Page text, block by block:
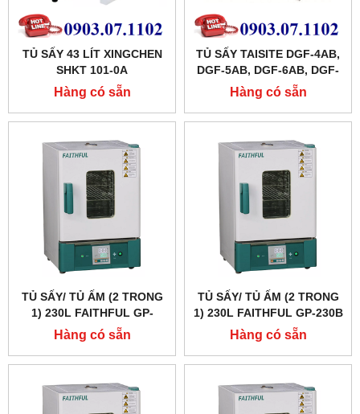
TỦ SẤY 43 LÍT XINGCHEN
SHKT 101-0A
Hàng có sẵn
TỦ SẤY TAISITE DGF-4AB,
DGF-5AB, DGF-6AB, DGF-
7AB
Hàng có sẵn
TỦ SẤY/ TỦ ẤM (2 TRONG
1) 230L FAITHFUL GP-
230BE
Hàng có sẵn
TỦ SẤY/ TỦ ẤM (2 TRONG
1) 230L FAITHFUL GP-230B
Hàng có sẵn